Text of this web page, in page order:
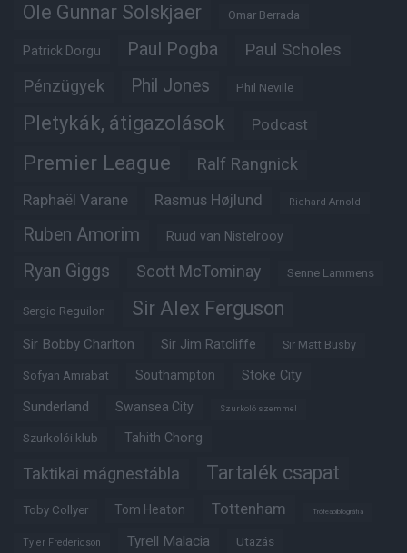
Ole Gunnar Solskjaer Omar Berrada
Patrick Dorgu Paul Pogba Paul Scholes
Pénzügyek Phil Jones Phil Neville
Pletykák, átigazolások Podcast
Premier League Ralf Rangnick
Raphaël Varane Rasmus Højlund Richard Arnold
Ruben Amorim Ruud van Nistelrooy
Ryan Giggs Scott McTominay Senne Lammens
Sergio Reguilon Sir Alex Ferguson
Sir Bobby Charlton Sir Jim Ratcliffe Sir Matt Busby
Sofyan Amrabat Southampton Stoke City
Sunderland Swansea City Szurkoló szemmel
Szurkolói klub Tahith Chong
Taktikai mágnestábla Tartalék csapat
Toby Collyer Tom Heaton Tottenham Trófeabibliográfia
Tyler Fredericson Tyrell Malacia Utazás